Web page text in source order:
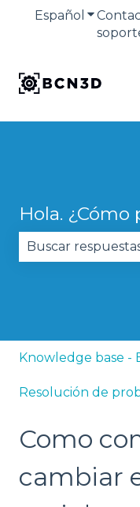
Español
Hola.
Knowledge base -
Resolución de
Como
cambiar